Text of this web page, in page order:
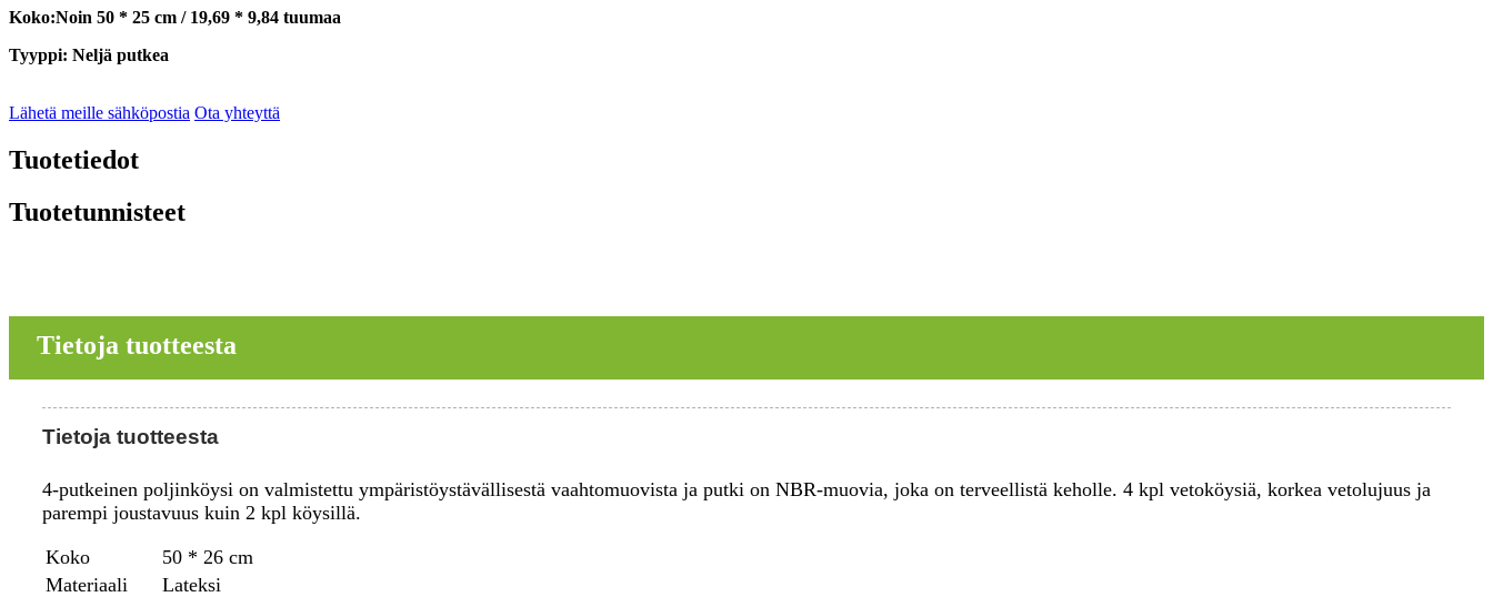
Koko:Noin 50 * 25 cm / 19,69 * 9,84 tuumaa
Tyyppi: Neljä putkea
Lähetä meille sähköpostia Ota yhteyttä
Tuotetiedot
Tuotetunnisteet
Tietoja tuotteesta
Tietoja tuotteesta
4-putkeinen poljinköysi on valmistettu ympäristöystävällisestä vaahtomuovista ja putki on NBR-muovia, joka on terveellistä keholle. 4 kpl vetoköysiä, korkea vetolujuus ja
parempi joustavuus kuin 2 kpl köysillä.
Koko
50 * 26 cm
Materiaali
Lateksi